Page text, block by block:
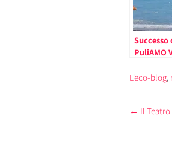
PuliAMO
spiagge)
L'eco-blog,
Post
← Il